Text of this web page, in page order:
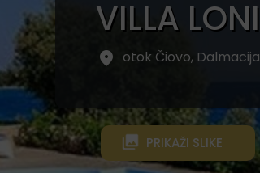
VILLA LONI
otok Čiovo, Dalmacija
PRIKAŽI SLIKE